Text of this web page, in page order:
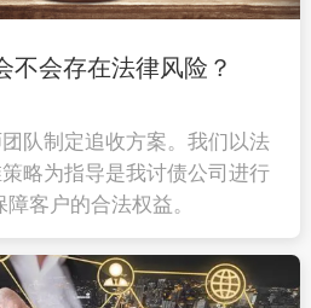
不会存在法律风险？
队制定追收方案。我们以法
略为指导是我讨债公司进行
客户的合法权益。